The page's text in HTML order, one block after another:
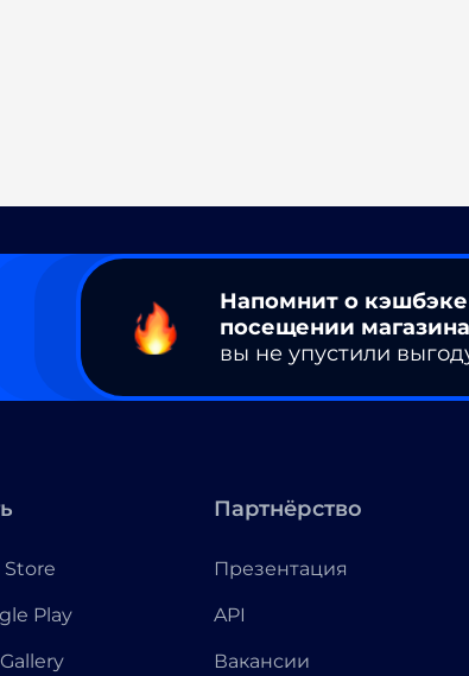
Напомнит о
посещении
вы не упустили
Play
Партнёрство
Презентация
API
Вакансии